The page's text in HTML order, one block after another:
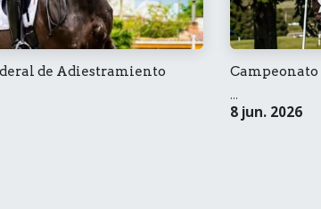
de Adiestramiento
Campeonato
...
8 jun. 2026